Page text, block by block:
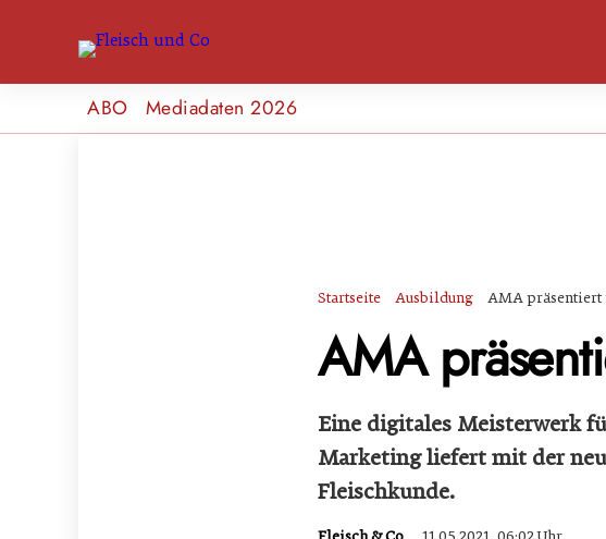
ABO Mediadaten 2026
Startseite Ausbildung AMA präsentiert
AMA
Eine digitales Meisterwerk
Marketing liefert mit der
Fleischkunde.